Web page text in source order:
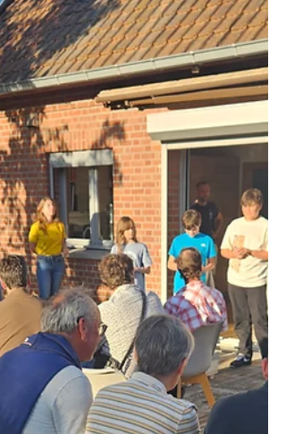
la récolte du miel. Grâce au travail
réalisé tout au long de la saison et aux
bonnes conditions de la colonie, près de
20 kg de miel ont pu être récoltés.